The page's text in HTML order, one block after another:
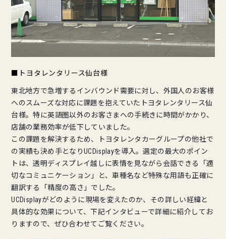
■トヨタレンタリース仙台様
東北地方で急増するインバウンド需要に対し、外国人のお客様
へのスムーズな対応に課題を抱えていたトヨタレンタリース仙
台様。特に英語圏以外のお客さまへの手続きに時間がかかり、
店舗の業務効率が低下していました。
この課題を解決するため、トヨタレンタカーグループの他社で
の実績も決め手となりUCDisplayを導入。選定の最大のポイン
トは、透明ディスプレイ越しに表情を見ながら会話できる「適
切なコミュニケーション」と、車種名など特殊な用語も正確に
翻訳する「精度の高さ」でした。
UCDisplayがどのように現場を変えたのか、その詳しい経緯と
具体的な効果について、下記インタビューで詳細に紹介してお
りますので、ぜひ合わせてご覧ください。